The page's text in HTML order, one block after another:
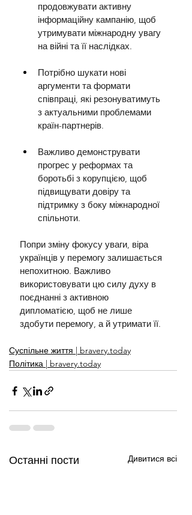
продовжувати активну
інформаційну кампанію, щоб
утримувати міжнародну увагу
на війні та її наслідках.
Потрібно шукати нові
аргументи та формати
співпраці, які резонуватимуть
з актуальними проблемами
країн-партнерів.
Важливо демонструвати
прогрес у реформах та
боротьбі з корупцією, щоб
підвищувати довіру та
підтримку з боку міжнародної
спільноти.
Попри зміну фокусу уваги, віра
українців у перемогу залишається
непохитною. Важливо
використовувати цю силу духу в
поєднанні з активною
дипломатією, щоб не лише
здобути перемогу, а й утримати її.
Суспільне життя | bravery.today
Політика | bravery.today
Останні пости Дивитися всі